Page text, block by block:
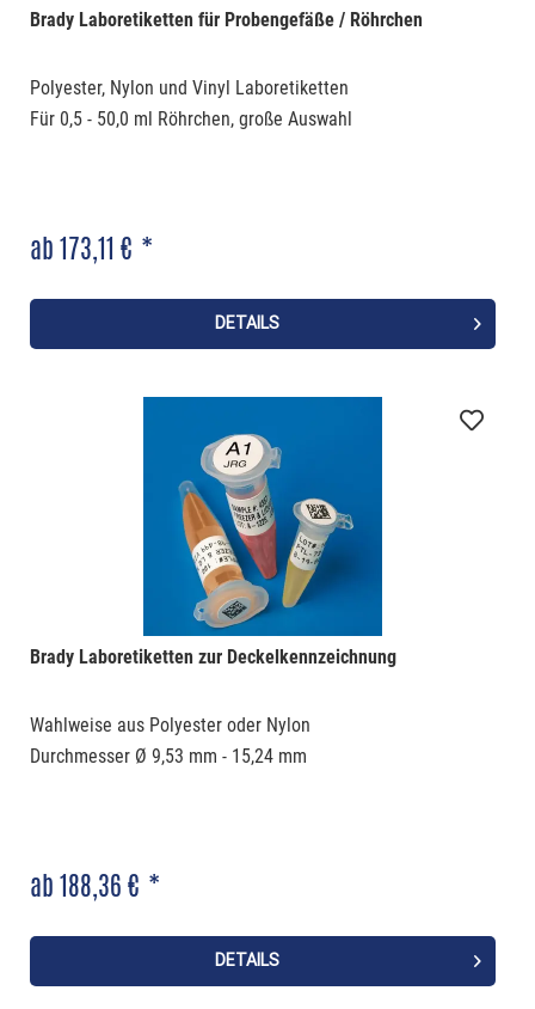
Brady Laboretiketten für Probengefäße / Röhrchen
Polyester, Nylon und Vinyl Laboretiketten
Für 0,5 - 50,0 ml Röhrchen, große Auswahl
ab 173,11 € *
DETAILS
Brady Laboretiketten zur Deckelkennzeichnung
Wahlweise aus Polyester oder Nylon
Durchmesser Ø 9,53 mm - 15,24 mm
ab 188,36 € *
DETAILS